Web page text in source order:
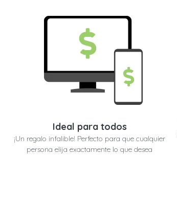
Ideal para todos
¡Un regalo infalible! Perfecto para que cualquier
persona elija exactamente lo que desea